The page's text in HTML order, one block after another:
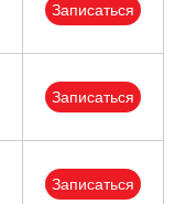
Записаться
Записаться
Записаться